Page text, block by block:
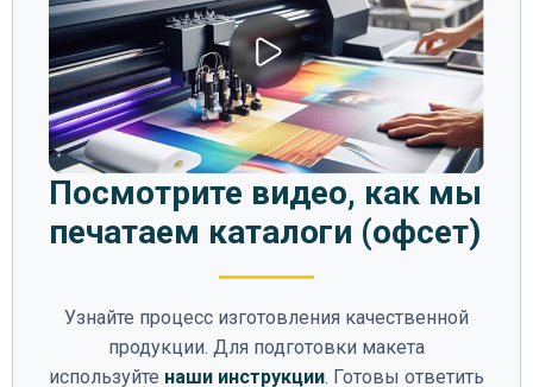
Посмотрите видео, как мы
печатаем каталоги (офсет)
Узнайте процесс изготовления качественной
продукции. Для подготовки макета
используйте наши инструкции. Готовы ответить